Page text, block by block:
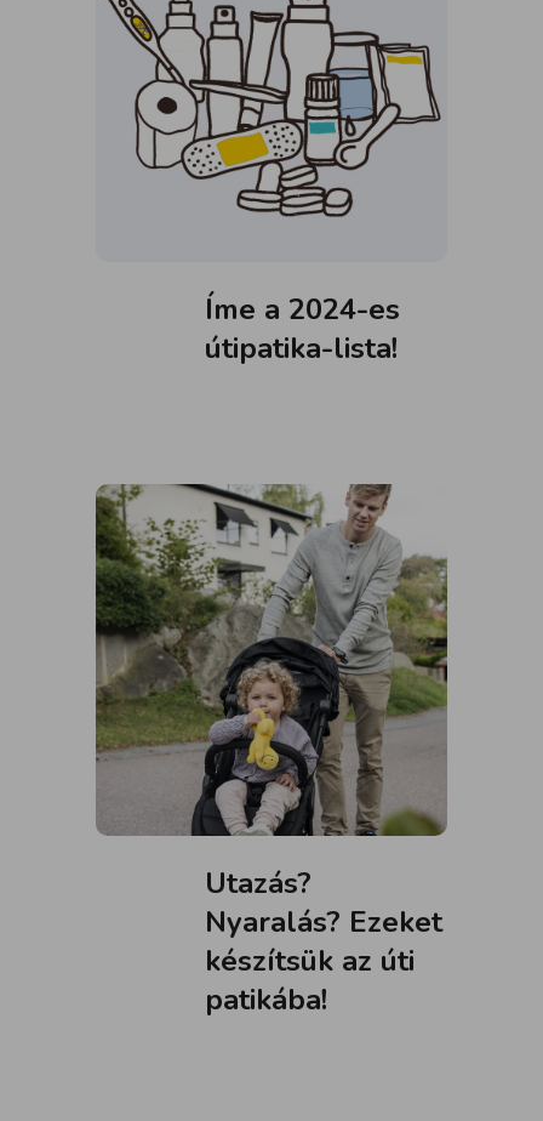
Íme a 2024-es
útipatika-lista!
Utazás?
Nyaralás? Ezeket
készítsük az úti
patikába!